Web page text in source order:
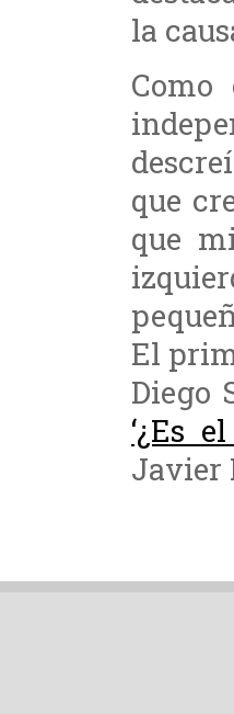
la
que
que
El
Diego
‘¿Es
Javier